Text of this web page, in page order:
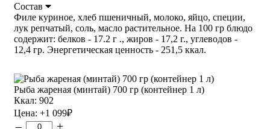
Состав
Филе куриное, хлеб пшеничный, молоко, яйцо, специи,
лук репчатый, соль, масло растительное. На 100 гр блюдо
содержит: белков - 17.2 г ., жиров - 17,2 г., углеводов -
12,4 гр. Энергетическая ценность - 251,5 ккал.
Рыба жареная (минтай) 700 гр (контейнер 1 л)
Ккал: 902
Цена: +1 099₽
– +